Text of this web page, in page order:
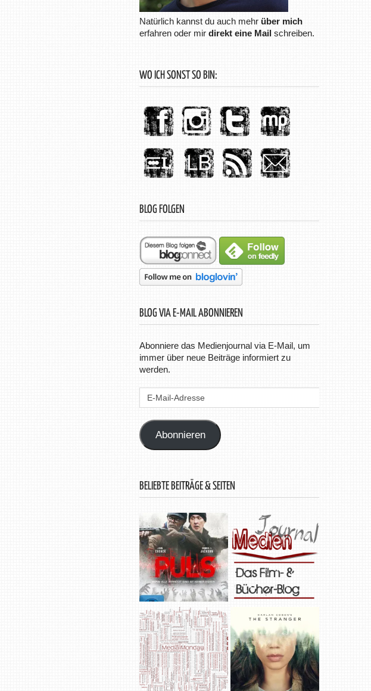
Natürlich kannst du auch mehr über mich
erfahren oder mirdirekt eine Mail schreiben.
WO ICH SONST SO BIN:
BLOG FOLGEN
BLOG VIA E-MAIL ABONNIEREN
Abonniere das Medienjournal via E-Mail, um
immer über neue Beiträge informiert zu
werden.
E-
Abonnieren
BELIEBTE BEITRÄGE & SEITEN